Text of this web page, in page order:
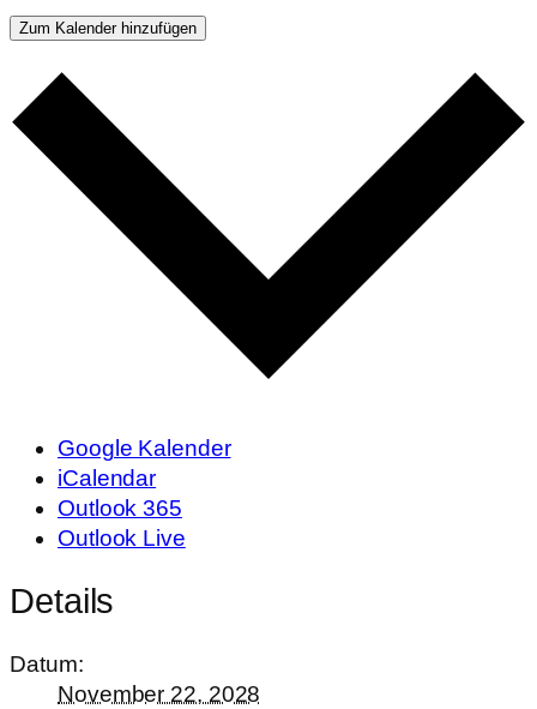
Zum Kalender hinzufügen
Google Kalender
iCalendar
Outlook 365
Outlook Live
Details
Datum:
November 22, 2028